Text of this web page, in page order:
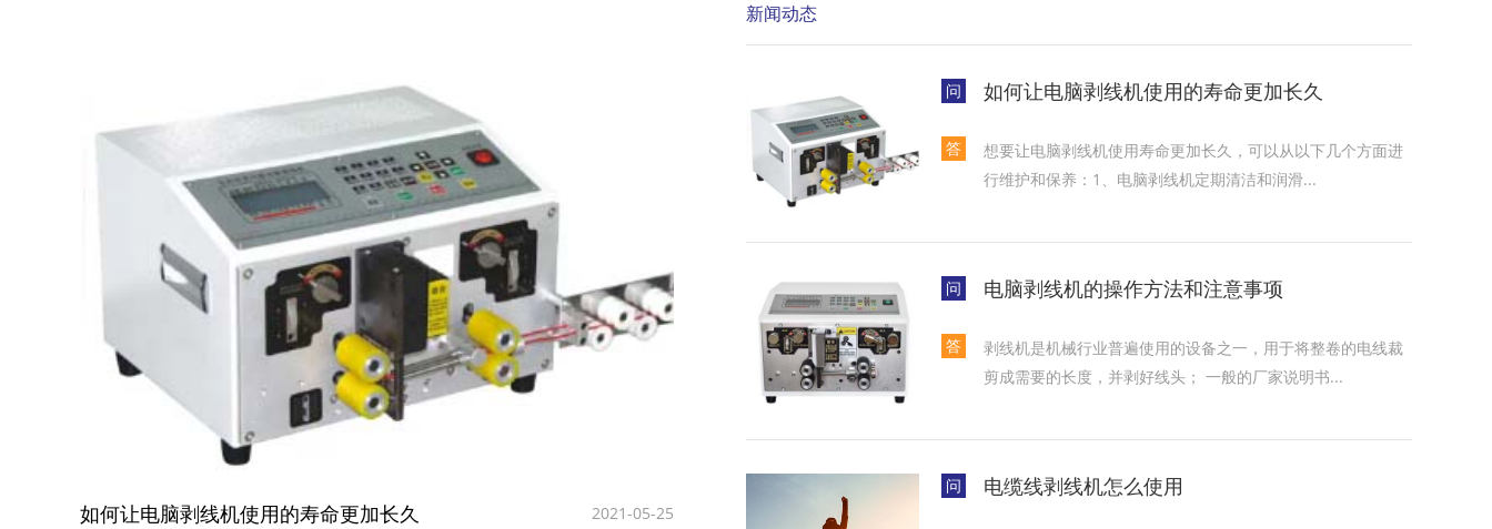
如何让电脑剥线机使用的寿命更加长久 2021-05-25
新闻动态
问 如何让电脑剥线机使用的寿命更加长久
答
想要让电脑剥线机使用寿命更加长久，可以从以下几个方面进
行维护和保养‌：1‌、电脑剥线机定期清洁和润滑...
问 电脑剥线机的操作方法和注意事项
答
剥线机是机械行业普遍使用的设备之一，用于将整卷的电线裁
剪成需要的长度，并剥好线头； 一般的厂家说明书...
问 电缆线剥线机怎么使用